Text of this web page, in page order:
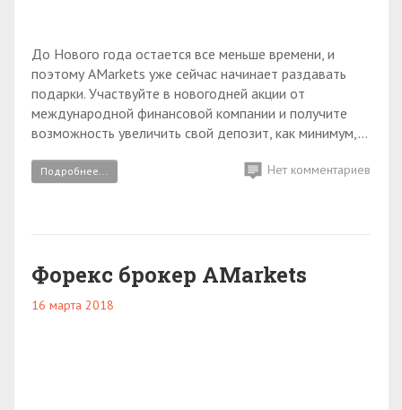
До Нового года остается все меньше времени, и
поэтому AMarkets уже сейчас начинает раздавать
подарки. Участвуйте в новогодней акции от
международной финансовой компании и получите
возможность увеличить свой депозит, как минимум,...
Подробнее... Нет комментариев
Форекс брокер AMarkets
16 марта 2018